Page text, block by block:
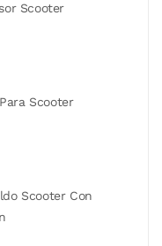
Scooter
Scooter
Scooter Con